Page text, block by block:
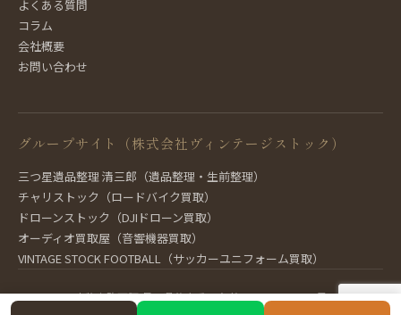
よくある質問
コラム
会社概要
お問い合わせ
グループサイト（株式会社ヴィンテージストック）
三つ星遺品整理 清三郎（遺品整理・生前整理）
チャリストック（ロードバイク買取）
ドローンストック（DJIドローン買取）
オーディオ買取屋（音響機器買取）
VINTAGE STOCK FOOTBALL（サッカーユニフォーム買取）
古物商許可証 長野県公安委員会 第481321600012号